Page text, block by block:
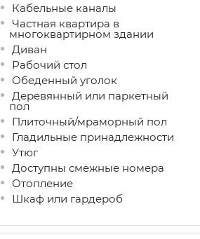
Кабельные каналы
Частная квартира в
многоквартирном здании
Диван
Рабочий стол
Обеденный уголок
Деревянный или паркетный
пол
Плиточный/мраморный пол
Гладильные принадлежности
Утюг
Доступны смежные номера
Отопление
Шкаф или гардероб